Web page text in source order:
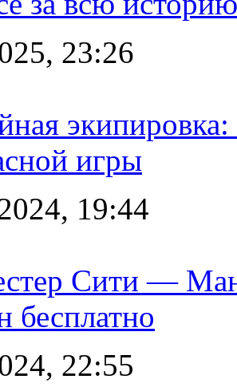
23:26
игры
19:44
Сити —
бесплатно
22:55